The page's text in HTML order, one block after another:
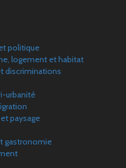
politique
logement et habitat
discriminations
urbanité
paysage
gastronomie